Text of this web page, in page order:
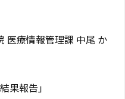
報管理課 中尾 か
果報告」